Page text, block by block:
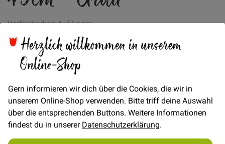
Herzlich willkommen in unserem
Online-Shop
Gern informieren wir dich über die Cookies, die wir in
unserem Online-Shop verwenden. Bitte triff deine Auswahl
über die entsprechenden Buttons. Weitere Informationen
findest du in unsererDatenschutzerklärung.
VerfügbarkeitAuf Lager
5,00 €
STÜCK
In den Warenkorb